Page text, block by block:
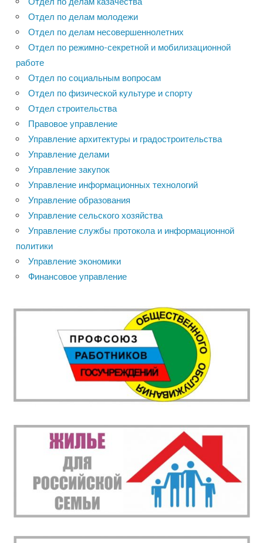
Отдел по делам молодежи
Отдел по делам несовершеннолетних
Отдел по режимно-секретной и мобилизационной
работе
Отдел по социальным вопросам
Отдел по физической культуре и спорту
Отдел строительства
Правовое управление
Управление архитектуры и градостроительства
Управление делами
Управление закупок
Управление информационных технологий
Управление образования
Управление сельского хозяйства
Управление службы протокола и информационной
политики
Управление экономики
Финансовое управление